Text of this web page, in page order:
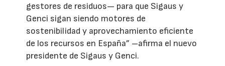
gestores de residuos— para que Sigaus y
Genci sigan siendo motores de
sostenibilidad y aprovechamiento eficiente
de los recursos en España” –afirma el nuevo
presidente de Sigaus y Genci.